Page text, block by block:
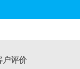
户评价